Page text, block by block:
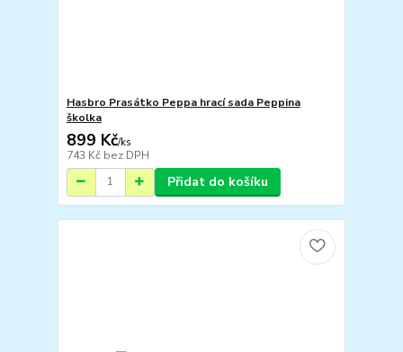
Hasbro Prasátko Peppa hrací sada Peppina
školka
899 Kč/ks
743 Kč bez DPH
Přidat do košíku